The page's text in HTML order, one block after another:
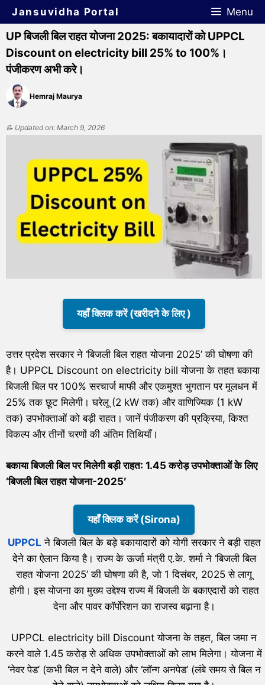
Jansuvidha Portal Menu
UP बिजली बिल राहत योजना 2025: बकायादारों को UPPCL
Discount on electricity bill 25% to 100%।
पंजीकरण अभी करे।
Hemraj Maurya
📝 Updated on: March 9, 2026
यहाँ क्लिक करें (खरीदने के लिए )
उत्तर प्रदेश सरकार ने ‘बिजली बिल राहत योजना 2025’ की घोषणा की
है। UPPCL Discount on electricity bill योजना के तहत बकाया
बिजली बिल पर 100% सरचार्ज माफी और एकमुश्त भुगतान पर मूलधन में
25% तक छूट मिलेगी। घरेलू (2 kW तक) और वाणिज्यिक (1 kW
तक) उपभोक्ताओं को बड़ी राहत। जानें पंजीकरण की प्रक्रिया, किश्त
विकल्प और तीनों चरणों की अंतिम तिथियाँ।
बकाया बिजली बिल पर मिलेगी बड़ी राहत: 1.45 करोड़ उपभोक्ताओं के लिए
‘बिजली बिल राहत योजना-2025′
यहाँ क्लिक करें (Sirona)
UPPCL ने बिजली बिल के बड़े बकायादारों को योगी सरकार ने बड़ी राहत
देने का ऐलान किया है। राज्य के ऊर्जा मंत्री ए.के. शर्मा ने ‘बिजली बिल
राहत योजना 2025’ की घोषणा की है, जो 1 दिसंबर, 2025 से लागू
होगी। इस योजना का मुख्य उद्देश्य राज्य में बिजली के बकाएदारों को राहत
देना और पावर कॉर्पोरेशन का राजस्व बढ़ाना है।
UPPCL electricity bill Discount योजना के तहत, बिल जमा न
करने वाले 1.45 करोड़ से अधिक उपभोक्ताओं को लाभ मिलेगा। योजना में
‘नेवर पेड’ (कभी बिल न देने वाले) और ‘लॉन्ग अनपेड’ (लंबे समय से बिल न